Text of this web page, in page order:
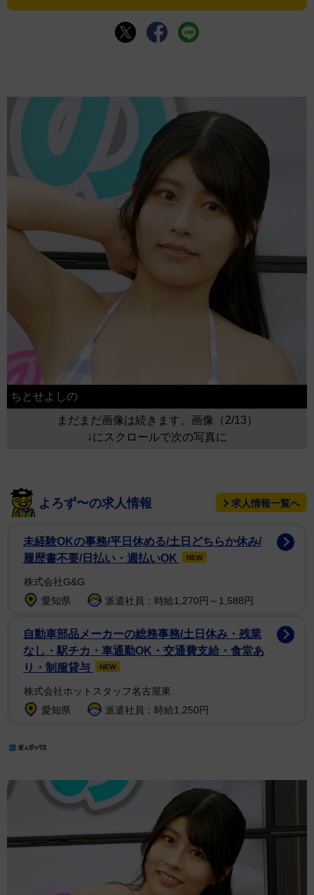
ちとせよしの
まだまだ画像は続きます。画像（2/13）
↓にスクロールで次の写真に
よろず〜の求人情報 求人情報一覧へ
未経験OKの事務/平日休める/土日どちらか休み/
履歴書不要/日払い・週払いOK
NEW
株式会社G&G
愛知県
派遣社員：時給1,270円～1,588円
自動車部品メーカーの総務事務/土日休み・残業
なし・駅チカ・車通勤OK・交通費支給・食堂あ
り・制服貸与
NEW
株式会社ホットスタッフ名古屋東
愛知県
派遣社員：時給1,250円